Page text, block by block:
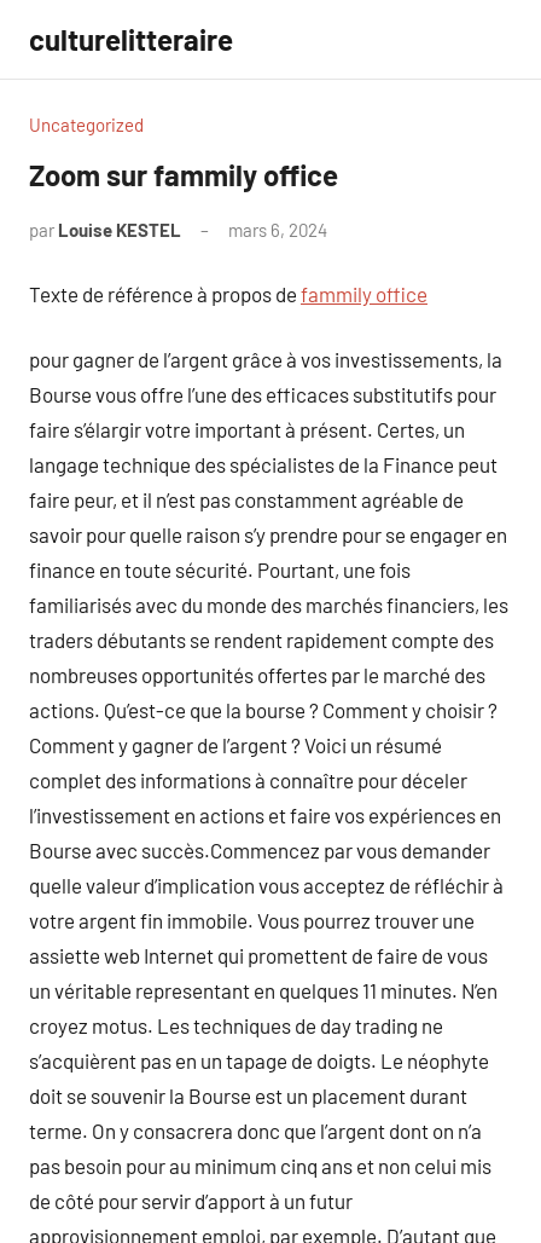
contenu
culturelitteraire
Uncategorized
Zoom sur fammily office
par Louise KESTEL mars 6, 2024
Texte de référence à propos de fammily office
pour gagner de l’argent grâce à vos investissements, la
Bourse vous offre l’une des efficaces substitutifs pour
faire s’élargir votre important à présent. Certes, un
langage technique des spécialistes de la Finance peut
faire peur, et il n’est pas constamment agréable de
savoir pour quelle raison s’y prendre pour se engager en
finance en toute sécurité. Pourtant, une fois
familiarisés avec du monde des marchés financiers, les
traders débutants se rendent rapidement compte des
nombreuses opportunités offertes par le marché des
actions. Qu’est-ce que la bourse ? Comment y choisir ?
Comment y gagner de l’argent ? Voici un résumé
complet des informations à connaître pour déceler
l’investissement en actions et faire vos expériences en
Bourse avec succès.Commencez par vous demander
quelle valeur d’implication vous acceptez de réfléchir à
votre argent fin immobile. Vous pourrez trouver une
assiette web Internet qui promettent de faire de vous
un véritable representant en quelques 11 minutes. N’en
croyez motus. Les techniques de day trading ne
s’acquièrent pas en un tapage de doigts. Le néophyte
doit se souvenir la Bourse est un placement durant
terme. On y consacrera donc que l’argent dont on n’a
pas besoin pour au minimum cinq ans et non celui mis
de côté pour servir d’apport à un futur
approvisionnement emploi, par exemple. D’autant que